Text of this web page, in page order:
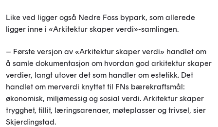
Like ved ligger også Nedre Foss bypark, som allerede
ligger inne i «Arkitektur skaper verdi»-samlingen.
– Første versjon av «Arkitektur skaper verdi» handlet om
å samle dokumentasjon om hvordan god arkitektur skaper
verdier, langt utover det som handler om estetikk. Det
handlet om merverdi knyttet til FNs bærekraftsmål:
økonomisk, miljømessig og sosial verdi. Arkitektur skaper
trygghet, tillit, læringsarenaer, møteplasser og trivsel, sier
Skjerdingstad.